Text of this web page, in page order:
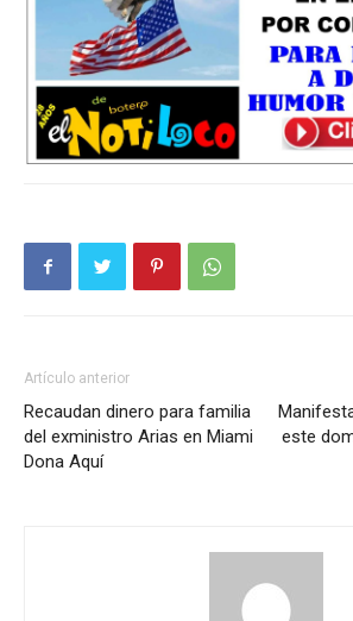
Artículo anterior
Recaudan dinero para familia
del exministro Arias en Miami
Dona Aquí
este